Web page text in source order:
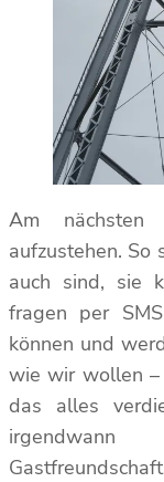
Am
aufzustehen. So
auch sind, sie
fragen per
können und
wie wir wollen
das alles